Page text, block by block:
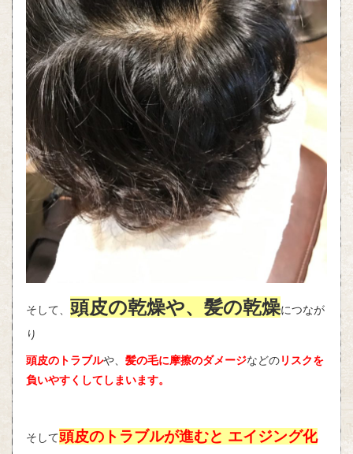
そして、 頭皮の乾燥や、髪の乾燥につなが
り
頭皮のトラブルや、 髪の毛に摩擦のダメージなどのリスクを
負いやすくしてしまいます。
そして頭皮のトラブルが進むと エイジング化